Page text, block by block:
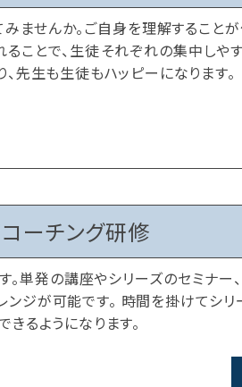
ませんか。ご自身を理解すること
ことで、生徒それぞれの集中しや
先生も生徒もハッピーになります。
ーチング研修
単発の講座やシリーズのセミナー
ジが可能です。 時間を掛けてシ
るようになります。